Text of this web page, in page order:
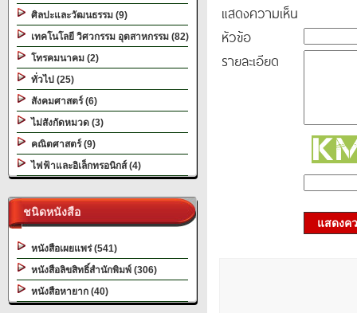
ศิลปะและวัฒนธรรม (9)
เทคโนโลยี วิศวกรรม อุตสาหกรรม (82)
โทรคมนาคม (2)
ทั่วไป (25)
สังคมศาสตร์ (6)
ไม่สังกัดหมวด (3)
คณิตศาสตร์ (9)
ไฟฟ้าและอิเล็กทรอนิกส์ (4)
ชนิดหนังสือ
หนังสือเผยแพร่ (541)
หนังสือลิขสิทธิ์สำนักพิมพ์ (306)
หนังสือหายาก (40)
แสดงความเห็น
หัวข้อ
รายละเอียด
แสดงค